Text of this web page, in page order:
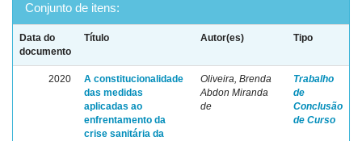
Conjunto de itens:
Data do
documento
Título Autor(es) Tipo
2020
A constitucionalidade
das medidas
aplicadas ao
enfrentamento da
crise sanitária da
Oliveira, Brenda
Abdon Miranda
de
Trabalho
de
Conclusão
de Curso